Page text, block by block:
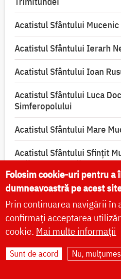
Acatistul Sfântului
Acatistul Sfântului Ierarh
Acatistul Sfântului Ioan
Acatistul Sfântului Luca
Simferopolului
Acatistul Sfântului Mare
Acatistul Sfântului Sfințit
izbăvitorul de vrăji,
diavolească
VIAȚA BISERICII
Folosim cookie-uri pentru
dumneavoastră pe acest
Prin continuarea navigării în
confirmați acceptarea
cookie. Mai multe informații
Sunt de acord Nu,